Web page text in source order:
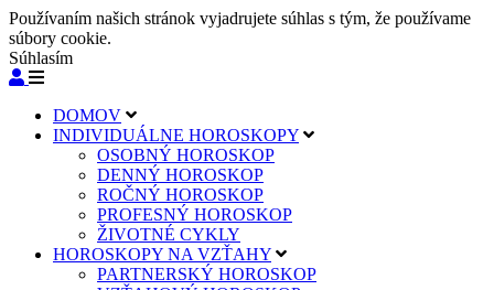
Používaním našich stránok vyjadrujete súhlas s tým, že používame
súbory cookie.
Súhlasím
DOMOV
INDIVIDUÁLNE HOROSKOPY
OSOBNÝ HOROSKOP
DENNÝ HOROSKOP
ROČNÝ HOROSKOP
PROFESNÝ HOROSKOP
ŽIVOTNÉ CYKLY
HOROSKOPY NA VZŤAHY
PARTNERSKÝ HOROSKOP